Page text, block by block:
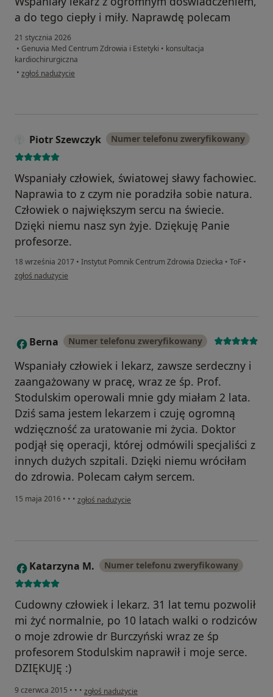
a do tego ciepły i miły. Naprawdę polecam
21 stycznia 2026
• Genuvia Med Centrum Zdrowia i Estetyki • konsultacja
kardiochirurgiczna
• w opinii użytkownika PP
zgłoś nadużycie
Piotr Szewczyk Numer telefonu zweryfikowany
Wspaniały człowiek, światowej sławy fachowiec.
Naprawia to z czym nie poradziła sobie natura.
Człowiek o największym sercu na świecie.
Dzięki niemu nasz syn żyje. Dziękuję Panie
profesorze.
18 września 2017 • Instytut Pomnik Centrum Zdrowia Dziecka • ToF •
w opinii użytkownika Piotr Szewczyk
zgłoś nadużycie
B Berna Numer telefonu zweryfikowany
Wspaniały człowiek i lekarz, zawsze serdeczny i
zaangażowany w pracę, wraz ze śp. Prof.
Stodulskim operowali mnie gdy miałam 2 lata.
Dziś sama jestem lekarzem i czuję ogromną
wdzięczność za uratowanie mi życia. Doktor
podjął się operacji, której odmówili specjaliści z
innych dużych szpitali. Dzięki niemu wróciłam
do zdrowia. Polecam całym sercem.
15 maja 2016 • • • w opinii użytkownika Berna
zgłoś nadużycie
K Katarzyna M. Numer telefonu zweryfikowany
Cudowny człowiek i lekarz. 31 lat temu pozwolił
mi żyć normalnie, po 10 latach walki o rodziców
o moje zdrowie dr Burczyński wraz ze śp
profesorem Stodulskim naprawił i moje serce.
DZIĘKUJĘ :)
9 czerwca 2015 • • • w opinii użytkownika Katarzyna M.
zgłoś nadużycie